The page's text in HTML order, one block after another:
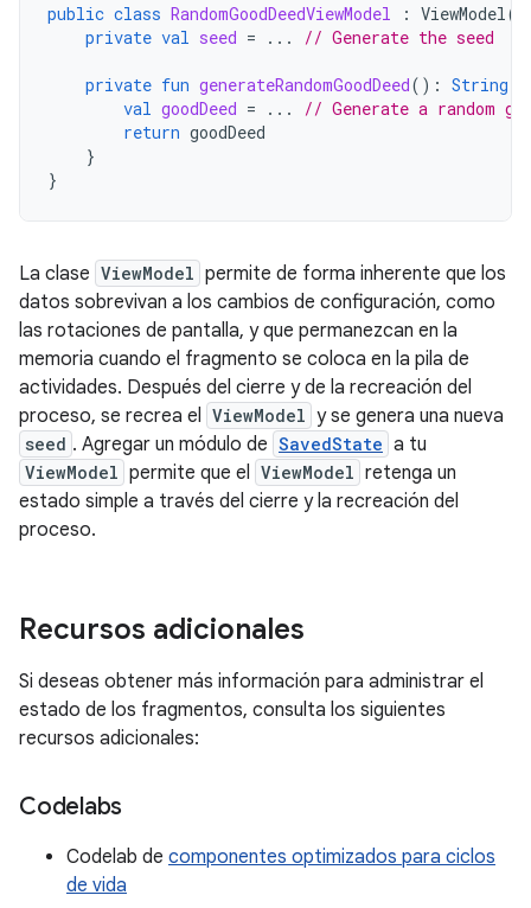
public class RandomGoodDeedViewModel : ViewModel()
private val seed = ... // Generate the seed
private fun generateRandomGoodDeed(): String
val goodDeed = ...
// Generate a random
return goodDeed
}
}
La clase ViewModel permite de forma inherente que los
datos sobrevivan a los cambios de configuración, como
las rotaciones de pantalla, y que permanezcan en la
memoria cuando el fragmento se coloca en la pila de
actividades. Después del cierre y de la recreación del
proceso, se recrea el
ViewModel y se genera una nueva
seed . Agregar un módulo de SavedState a tu
ViewModel permite que el ViewModel retenga un
estado simple a través del cierre y la recreación del
proceso.
Recursos adicionales
Si deseas obtener más información para administrar el
estado de los fragmentos, consulta los siguientes
recursos adicionales:
Codelabs
Codelab de componentes optimizados para ciclos
de vida